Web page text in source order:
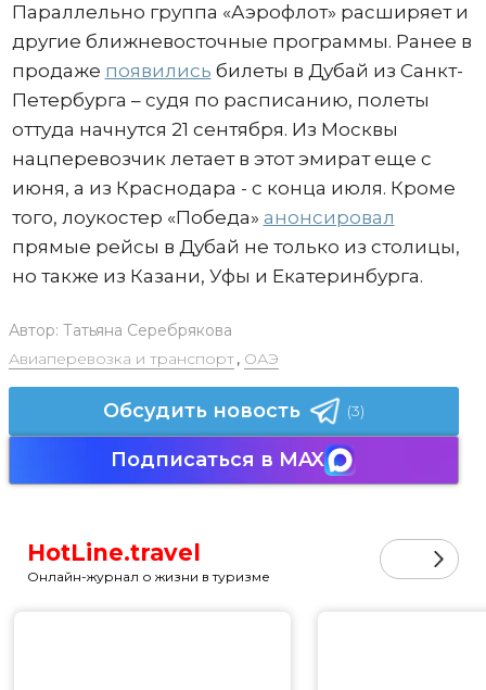
Параллельно группа «Аэрофлот» расширяет и
другие ближневосточные программы. Ранее в
продаже появились билеты в Дубай из Санкт-
Петербурга – судя по расписанию, полеты
оттуда начнутся 21 сентября. Из Москвы
нацперевозчик летает в этот эмират еще с
июня, а из Краснодара - с конца июля. Кроме
того, лоукостер «Победа» анонсировал
прямые рейсы в Дубай не только из столицы,
но также из Казани, Уфы и Екатеринбурга.
Автор: Татьяна Серебрякова
Авиаперевозка и транспорт, ОАЭ
Обсудить новость (3)
Подписаться в MAX
HotLine.travel
Онлайн-журнал о жизни в туризме